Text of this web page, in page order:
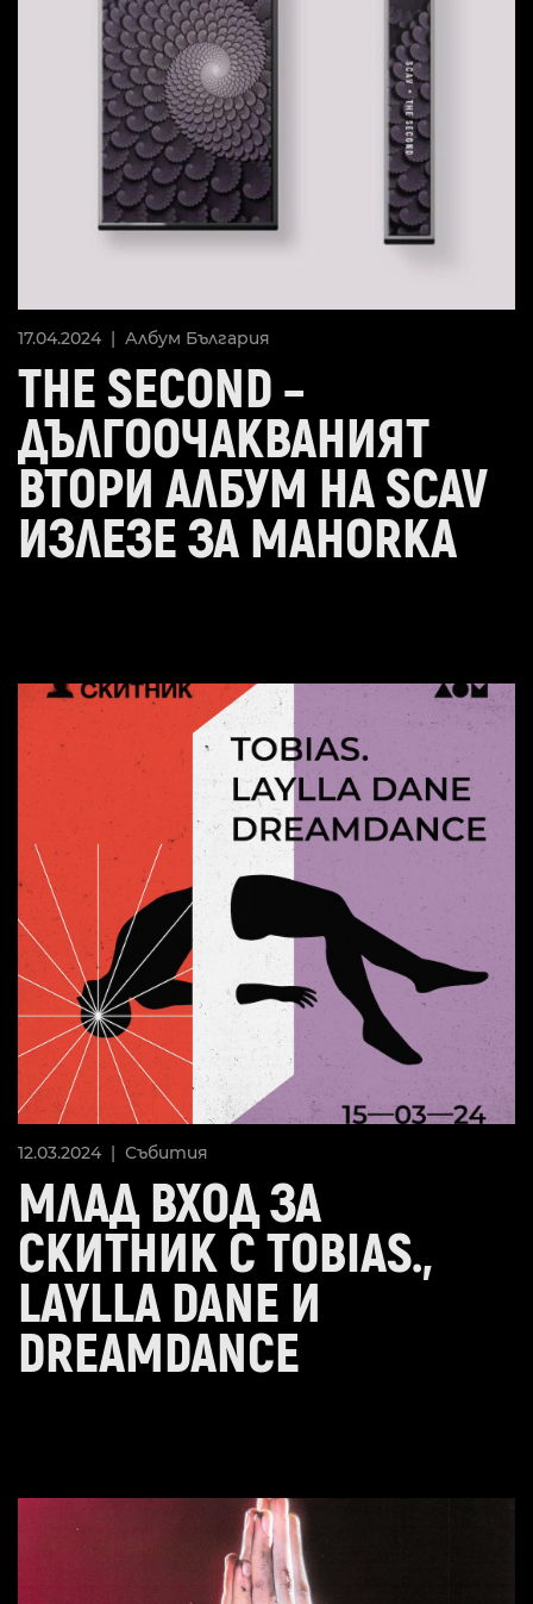
17.04.2024 | Албум България
THE SECOND –
ДЪЛГООЧАКВАНИЯТ
ВТОРИ АЛБУМ НА SCAV
ИЗЛЕЗЕ ЗА MAHORKA
12.03.2024 | Събития
МЛАД ВХОД ЗА
СКИТНИК С TOBIAS.,
LAYLLA DANE И
DREAMDANCE